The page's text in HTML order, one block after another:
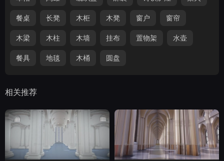
餐桌 长凳 木柜 木凳 窗户 窗帘
木梁 木柱 木墙 挂布 置物架 水壶
餐具 地毯 木桶 圆盘
相关推荐